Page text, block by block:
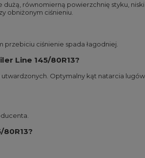
dużą, równomierną powierzchnię styku,
obniżonym ciśnieniu.
ciśnienie spada łagodniej.
Line 145/80R13?
Optymalny kąt natarcia